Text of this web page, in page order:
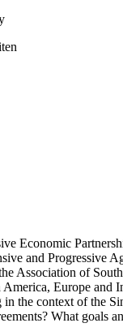
Economic
and Progressive
Association of
Europe
the context of the
What goals